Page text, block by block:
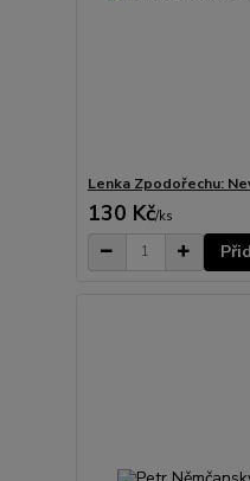
Lenka Zpodořechu:
130 Kč/ks